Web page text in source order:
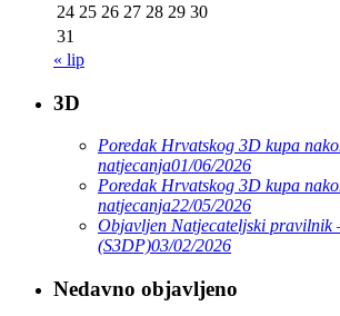
24 25 26 27 28 29 30
31
« lip
3D
Poredak Hrvatskog 3D kupa
natjecanja01/06/2026
Poredak Hrvatskog 3D kupa
natjecanja22/05/2026
Objavljen Natjecateljski pravilnik
(S3DP)03/02/2026
Nedavno objavljeno